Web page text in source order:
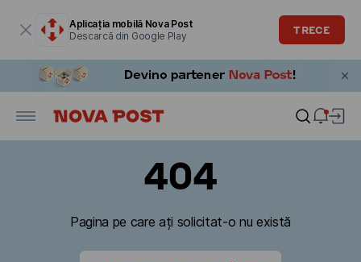
Aplicația mobilă Nova Post
Descarcă din Google Play
TRECE
404
Pagina pe care ați solicitat-o nu există